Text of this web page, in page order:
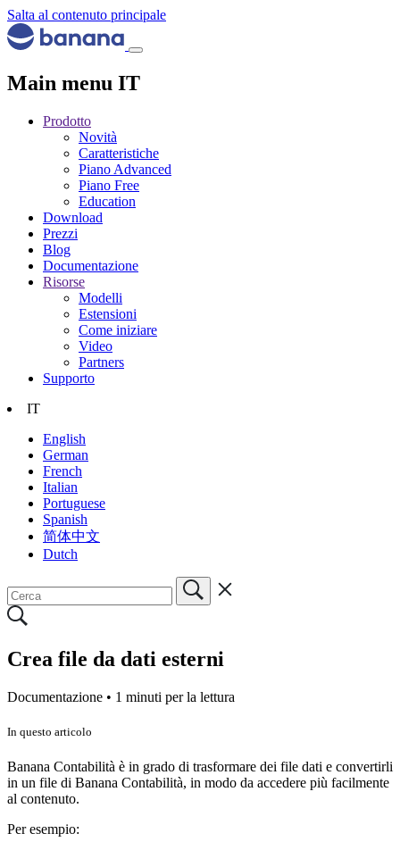
Salta al contenuto principale
Main menu IT
Prodotto
Novità
Caratteristiche
Piano Advanced
Piano Free
Education
Download
Prezzi
Blog
Documentazione
Risorse
Modelli
Estensioni
Come iniziare
Video
Partners
Supporto
IT
English
German
French
Italian
Portuguese
Spanish
简体中文
Dutch
Crea file da dati esterni
Documentazione • 1 minuti per la lettura
In questo articolo
Banana Contabilità è in grado di trasformare dei file dati e convertirli
in un file di Banana Contabilità, in modo da accedere più facilmente
al contenuto.
Per esempio: